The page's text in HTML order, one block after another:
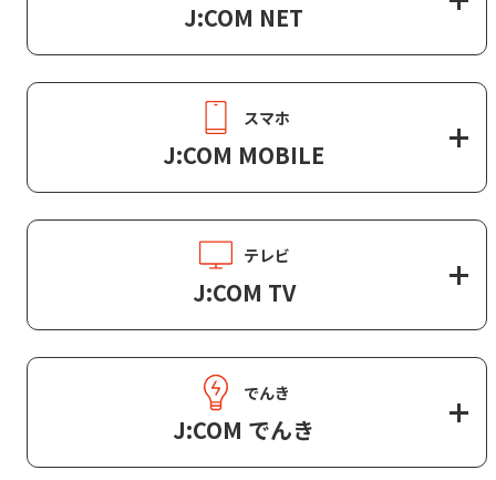
J:COM NET
スマホ
J:COM MOBILE
テレビ
J:COM TV
でんき
J:COM でんき